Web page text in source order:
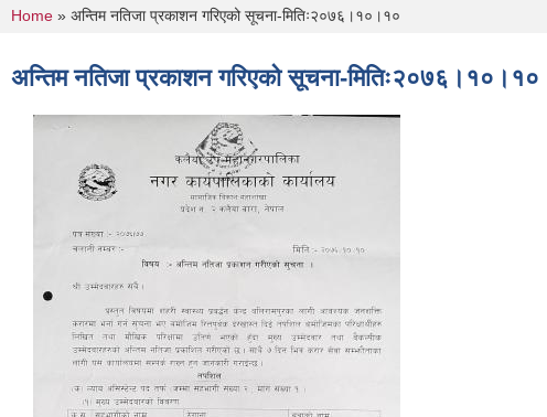
You are here
Home » अन्तिम नतिजा प्रकाशन गरिएको सूचना-मितिः२०७६।१०।१०
अन्तिम नतिजा प्रकाशन गरिएको सूचना-मितिः२०७६।१०।१०